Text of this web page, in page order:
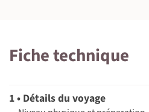
Fiche technique
1 • Détails du voyage